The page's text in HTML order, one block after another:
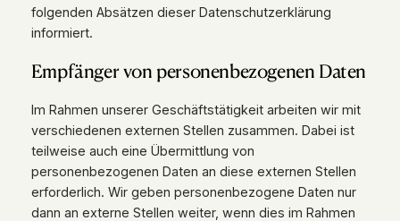
folgenden Absätzen dieser Datenschutzerklärung
informiert.
Empfänger von personenbezogenen Daten
Im Rahmen unserer Geschäftstätigkeit arbeiten wir mit
verschiedenen externen Stellen zusammen. Dabei ist
teilweise auch eine Übermittlung von
personenbezogenen Daten an diese externen Stellen
erforderlich. Wir geben personenbezogene Daten nur
dann an externe Stellen weiter, wenn dies im Rahmen